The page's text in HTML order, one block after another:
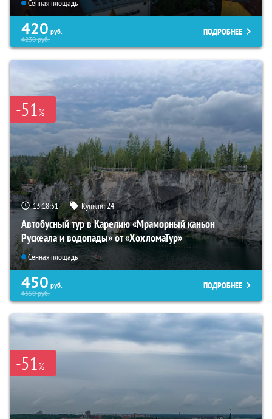
Сенная площадь
420 руб.
4230руб.
ПОДРОБНЕЕ
-51%
13:18:50 Купили:24
Автобусный тур в Карелию «Мраморный каньон
Рускеала и водопады» от «ХохломаТур»
Сенная площадь
450 руб.
4550руб.
ПОДРОБНЕЕ
-51%